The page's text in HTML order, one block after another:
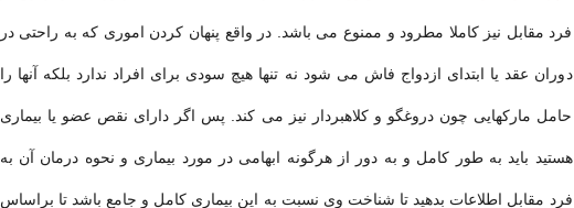
فرد مقابل نیز كاملا مطرود و ممنوع می باشد. در واقع پنهان كردن اموری كه به راحتی در
دوران عقد یا ابتدای ازدواج فاش می شود نه تنها هیچ سودی برای افراد ندارد بلكه آنها را
حامل ماركهایی چون دروغگو و كلاهبردار نیز می كند. پس اگر دارای نقص عضو یا بیماری
هستید باید به طور کامل و به دور از هرگونه ابهامی در مورد بیماری و نحوه درمان آن به
فرد مقابل اطلاعات بدهید تا شناخت وی نسبت به این بیماری كامل و جامع باشد تا براساس